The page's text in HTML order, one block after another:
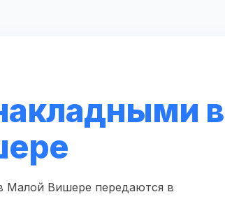
в
Малой Вишере передаются в